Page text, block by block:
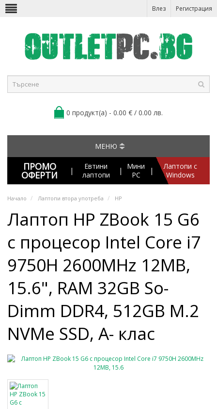
Влез Регистрация
0 продукт(а) - 0.00 € / 0.00 лв.
МЕНЮ
ПРОМО
ОФЕРТИ |
Евтини
лаптопи
|
Мини
PC
|
Лаптопи с
Windows
Начало Лаптопи втора употреба HP
Лаптоп HP ZBook 15 G6
с процесор Intel Core i7
9750H 2600MHz 12MB,
15.6", RAM 32GB So-
Dimm DDR4, 512GB M.2
NVMe SSD, A- клас